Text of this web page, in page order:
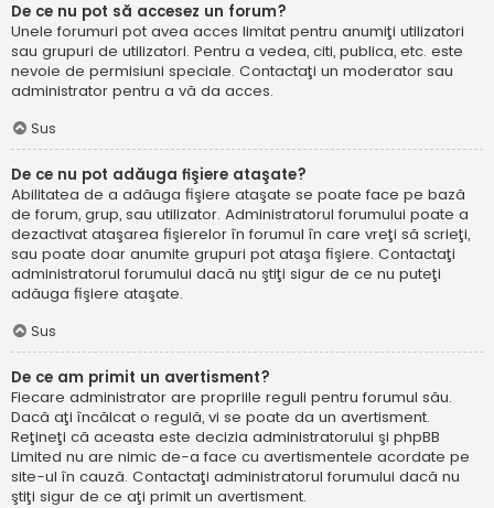
De ce nu pot să accesez un forum?
Unele forumuri pot avea acces limitat pentru anumiţi utilizatori
sau grupuri de utilizatori. Pentru a vedea, citi, publica, etc. este
nevoie de permisiuni speciale. Contactaţi un moderator sau
administrator pentru a vă da acces.
Sus
De ce nu pot adăuga fişiere ataşate?
Abilitatea de a adăuga fişiere ataşate se poate face pe bază
de forum, grup, sau utilizator. Administratorul forumului poate a
dezactivat ataşarea fişierelor în forumul în care vreţi să scrieţi,
sau poate doar anumite grupuri pot ataşa fişiere. Contactaţi
administratorul forumului dacă nu ştiţi sigur de ce nu puteţi
adăuga fişiere ataşate.
Sus
De ce am primit un avertisment?
Fiecare administrator are propriile reguli pentru forumul său.
Dacă aţi încălcat o regulă, vi se poate da un avertisment.
Reţineţi că aceasta este decizia administratorului şi phpBB
Limited nu are nimic de-a face cu avertismentele acordate pe
site-ul în cauză. Contactaţi administratorul forumului dacă nu
ştiţi sigur de ce aţi primit un avertisment.